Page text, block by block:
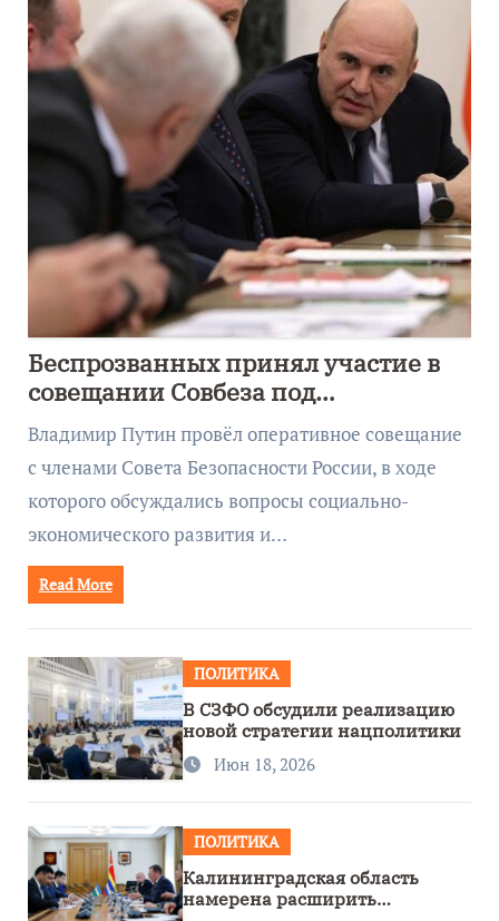
Беспрозванных принял участие в
совещании Совбеза под
руководством Путина
Владимир Путин провёл оперативное совещание
с членами Совета Безопасности России, в ходе
которого обсуждались вопросы социально-
экономического развития и…
Read More
ПОЛИТИКА
В СЗФО обсудили реализацию
новой стратегии нацполитики
Июн 18, 2026
ПОЛИТИКА
Калининградская область
намерена расширить